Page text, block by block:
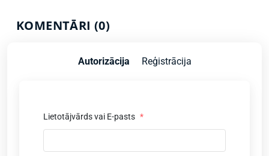
KOMENTĀRI (0)
Autorizācija Reģistrācija
Lietotājvārds vai E-pasts *